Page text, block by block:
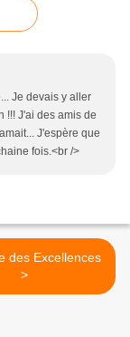
Je devais y aller
!!! J'ai des amis de
J'espère que
fois.<br />
des Excellences
>